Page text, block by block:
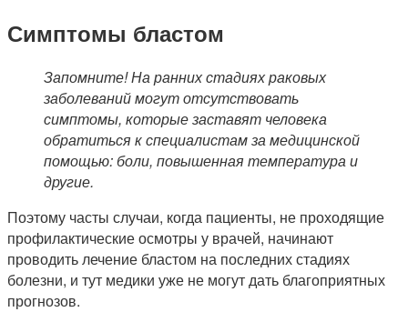
Симптомы бластом
Запомните! На ранних стадиях раковых
заболеваний могут отсутствовать
симптомы, которые заставят человека
обратиться к специалистам за медицинской
помощью: боли, повышенная температура и
другие.
Поэтому часты случаи, когда пациенты, не проходящие
профилактические осмотры у врачей, начинают
проводить лечение бластом на последних стадиях
болезни, и тут медики уже не могут дать благоприятных
прогнозов.